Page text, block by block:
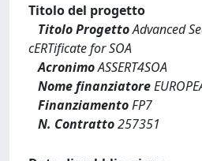
Titolo del progetto
Titolo ProgettoAdvanced
cERTificate for SOA
AcronimoASSERT4SOA
Nome finanziatore
FinanziamentoFP7
N. Contratto257351